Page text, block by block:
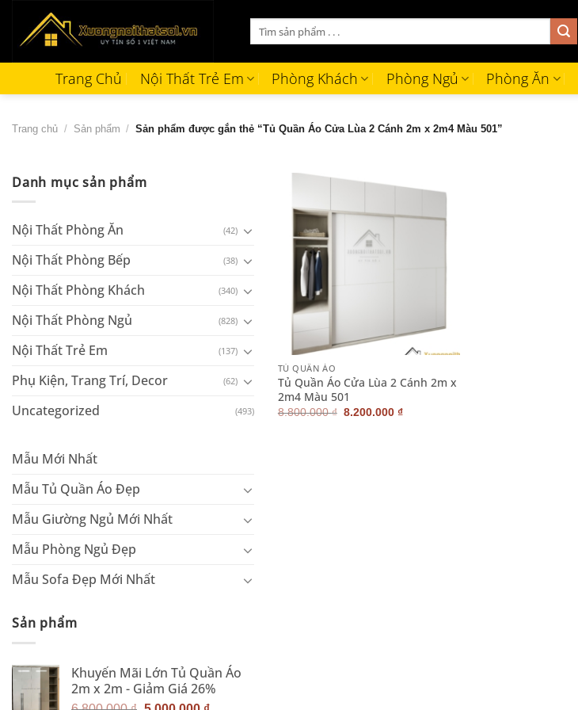
Tìm
kiếm:
Trang Chủ Nội Thất Trẻ Em Phòng Khách Phòng Ngủ Phòng Ăn
Trang chủ / Sản phẩm / Sản phẩm được gắn thẻ “Tủ Quần Áo Cửa Lùa 2 Cánh 2m x 2m4 Màu 501”
Danh mục sản phẩm
Nội Thất Phòng Ăn (42)
Nội Thất Phòng Bếp (38)
Nội Thất Phòng Khách (340)
Nội Thất Phòng Ngủ (828)
Nội Thất Trẻ Em (137)
Phụ Kiện, Trang Trí, Decor (62)
Uncategorized (493)
Mẫu Mới Nhất
Mẫu Tủ Quần Áo Đẹp
Mẫu Giường Ngủ Mới Nhất
Mẫu Phòng Ngủ Đẹp
Mẫu Sofa Đẹp Mới Nhất
Sản phẩm
Khuyến Mãi Lớn Tủ Quần Áo
2m x 2m - Giảm Giá 26%
TỦ QUẦN ÁO
Tủ Quần Áo Cửa Lùa 2 Cánh 2m x
2m4 Màu 501
8.800.000₫ Giá
8.200.000₫